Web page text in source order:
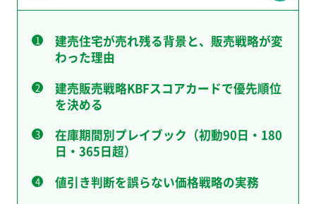
建売住宅が売れ残る背景と、販売戦略が変
わった理由
建売販売戦略KBFスコアカードで優先順位
を決める
在庫期間別プレイブック（初動90日・180
日・365日超）
値引き判断を誤らない価格戦略の実務